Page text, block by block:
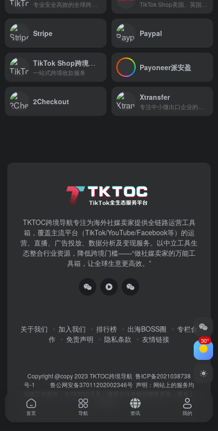
Stripe Paypal
TikTok Shop跨境收款-连连国际
一站式跨境收款服务
Payoneer派安盈
2Checkout Xtransfer
TKTOC跨境导航​专注为海外社媒卖家提供全链路运营工具
箱，覆盖主流平台（TikTok/YouTube/Facebook等）​的运
营、直播、广告投放、数据分析及变现服务。以中立工具生
态整合行业资源，降低跨境门槛——“做社媒卖家的万能工
具箱，让全球生意更高效。”
关于我们 加入我们 排行榜 出海BOSS圈
专栏合
作
免责声明 隐私条款 友情链接
Copyright @copy 2023 TKTOC跨境导航 鲁ICP备2021038738
号-1
鲁公网安备37011202002346号 声明：网站上的服务均
30°
首页 导航 资讯 我的